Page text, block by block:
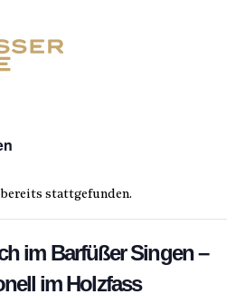
stattgefunden.
im Barfüßer Singen –
im Holzfass